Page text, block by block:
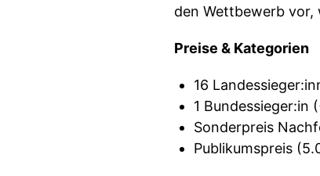
den Wettbewerb
Preise & Kategorien
16
1 Bundessieger:in
Sonderpreis
Publikumspreis